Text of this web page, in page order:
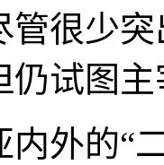
管很少
仍试图
内外的“